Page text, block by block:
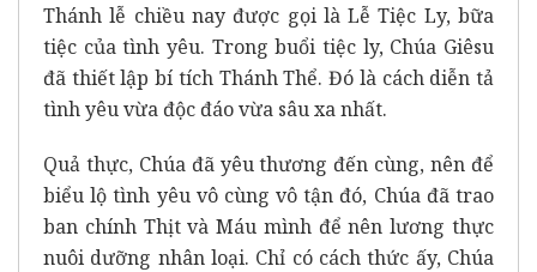
Thánh lễ chiều nay được gọi là Lễ Tiệc Ly, bữa
tiệc của tình yêu. Trong buổi tiệc ly, Chúa Giêsu
đã thiết lập bí tích Thánh Thể. Đó là cách diễn tả
tình yêu vừa độc đáo vừa sâu xa nhất.
Quả thực, Chúa đã yêu thương đến cùng, nên để
biểu lộ tình yêu vô cùng vô tận đó, Chúa đã trao
ban chính Thịt và Máu mình để nên lương thực
nuôi dưỡng nhân loại. Chỉ có cách thức ấy, Chúa